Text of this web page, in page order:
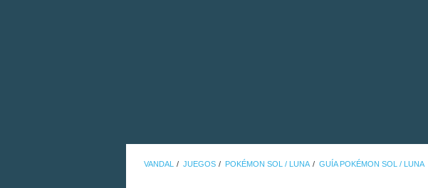
VANDAL JUEGOS POKÉMON SOL / LUNA GUÍA POKÉMON SOL / LUNA